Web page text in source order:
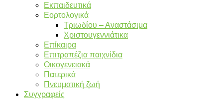
Εκπαιδευτικά
Εορτολογικά
Τριωδίου – Αναστάσιμα
Χριστουγεννιάτικα
Επίκαιρα
Επιτραπέζια παιχνίδια
Οικογενειακά
Πατερικά
Πνευματική ζωή
Συγγραφείς